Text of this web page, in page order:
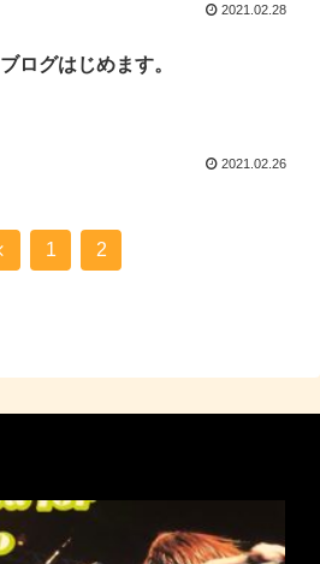
2021.02.28
ブログはじめます。
2021.02.26
1 2